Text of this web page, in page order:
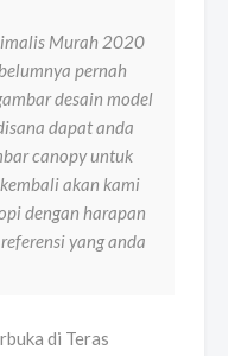
Murah 2020
pernah
desain model
dapat anda
canopy untuk
akan kami
dengan harapan
yang anda